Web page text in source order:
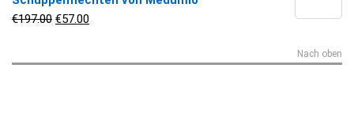
€197.00 Ursprünglicher Preis war: €197.00
€57.00
Nach oben